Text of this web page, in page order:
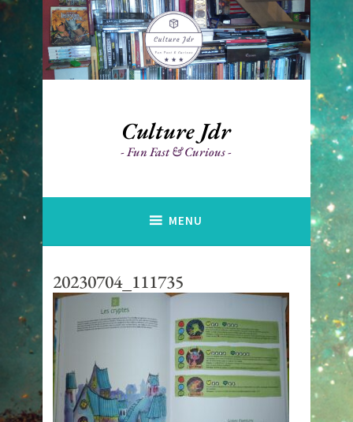
Accéder
au
contenu
principal
Culture Jdr
Fun Fast & Curious
MENU
20230704_111735